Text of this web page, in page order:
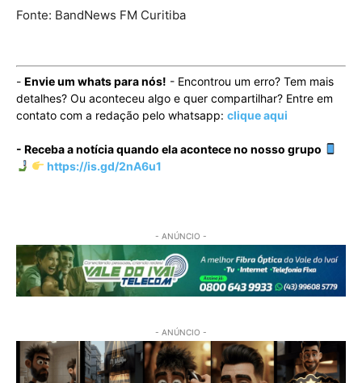
Fonte: BandNews FM Curitiba
- Envie um whats para nós! - Encontrou um erro? Tem mais
detalhes? Ou aconteceu algo e quer compartilhar? Entre em
contato com a redação pelo whatsapp: clique aqui
- Receba a notícia quando ela acontece no nosso grupo
https://is.gd/2nA6u1
- ANÚNCIO -
- ANÚNCIO -